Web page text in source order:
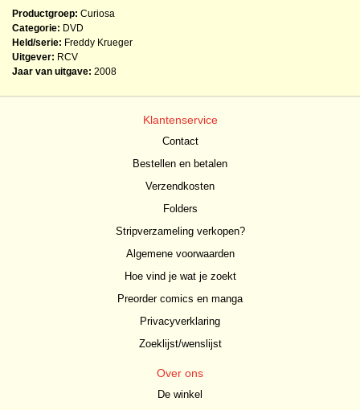
Productgroep: Curiosa
Categorie: DVD
Held/serie: Freddy Krueger
Uitgever: RCV
Jaar van uitgave: 2008
Klantenservice
Contact
Bestellen en betalen
Verzendkosten
Folders
Stripverzameling verkopen?
Algemene voorwaarden
Hoe vind je wat je zoekt
Preorder comics en manga
Privacyverklaring
Zoeklijst/wenslijst
Over ons
De winkel